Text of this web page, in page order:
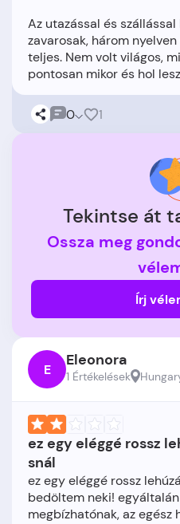
Az utazással és
zavarosak, három
teljes. Nem volt világos,
0 1
Tekintse át
Ossza meg
Írj
E Eleonora
1 Értékelések
ez egy eléggé rossz
snál
ez egy eléggé rossz
bedöltem neki!
megbízhatónak, az